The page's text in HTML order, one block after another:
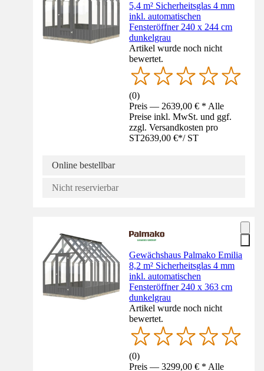
5,4 m² Sicherheitsglas 4 mm
inkl. automatischen
Fensteröffner 240 x 244 cm
dunkelgrau
Artikel wurde noch nicht
bewertet.
(0)
Preis — 2639,00 € * Alle
Preise inkl. MwSt. und ggf.
zzgl. Versandkosten pro
ST2639,00 €*/ ST
Online bestellbar
Nicht reservierbar
Gewächshaus Palmako Emilia
8,2 m² Sicherheitsglas 4 mm
inkl. automatischen
Fensteröffner 240 x 363 cm
dunkelgrau
Artikel wurde noch nicht
bewertet.
(0)
Preis — 3299,00 € * Alle